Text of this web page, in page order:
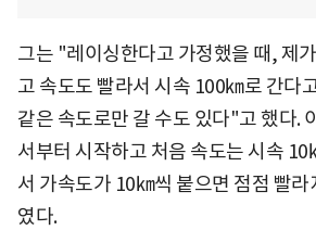
그는 "레이싱한다고 가정했을 때, 제
고 속도도 빨라서 시속 100㎞로 간다
같은 속도로만 갈 수도 있다"고 했다.
서부터 시작하고 처음 속도는 시속 10
서 가속도가 10㎞씩 붙으면 점점 빨
였다.